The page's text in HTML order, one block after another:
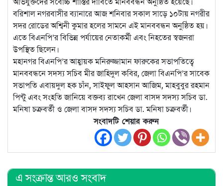
বরিশাল নগরবাসীর ব্যানারে আজ শনিবার সকাল সাড়ে ১০টায় নগরীর
সদর রোডের অশ্বিনী কুমার হলের সামনে এই মানববন্ধন অনুষ্ঠিত হয়।
এতে বিএনপি’র বিভিন্ন পর্যায়ের নেতাকর্মী এবং নিহতের স্বজনরা
উপস্থিত ছিলেন।
মহানগর বিএনপি’র আহ্বায়ক মনিরুজ্জামান ফারুকের সভাপতিত্বে
মানববন্ধনে সদস্য সচিব মীর জাহিদুল কবির, জেলা বিএনপি’র সাবেক
সভাপতি এবায়দুল হক চাঁন, সাইফুল আহসান আজিম, মাহবুবুর রহমান
পিন্টু এবং সংহতি জানিয়ে বক্তব্য রাখেন জেলা বাসদ সদস্য সচিব ডা.
মনিষা চক্রবর্তী ও জেলা বাসদ সদস্য সচিব ডা. মনিষা চক্রবর্তী।
সংবাদটি শেয়ার করুন
এ সংক্রান্ত আরও সংবাদ